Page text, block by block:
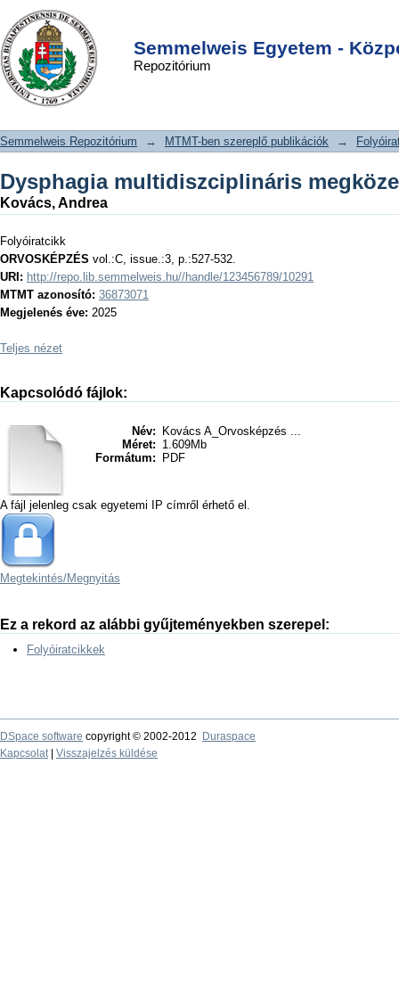
Semmelweis Egyetem -
Repozitórium
Dysphagia multidiszciplináris
megközelítése
DSpace/Manakin Repository
Semmelweis Repozitórium → MTMT-ben szereplő publikációk →
Dysphagia multidiszciplináris
Kovács, Andrea
Folyóiratcikk
ORVOSKÉPZÉS vol.:C, issue.:3, p.:527-532.
URI: http://repo.lib.semmelweis.hu//handle/123456789/10291
MTMT azonosító: 36873071
Megjelenés éve: 2025
Teljes nézet
Kapcsolódó fájlok:
Név:
Kovács A_Orvosképzés ...
Méret: 1.609Mb
Formátum:
PDF
A fájl jelenleg csak egyetemi IP címről érhető el.
Megtekintés/Megnyitás
Ez a rekord az alábbi gyűjteményekben szerepel:
Folyóiratcikkek
DSpace software copyright © 2002-2012
Duraspace
Kapcsolat| Visszajelzés küldése